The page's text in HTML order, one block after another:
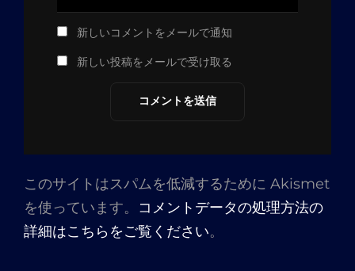
新しいコメントをメールで通知
新しい投稿をメールで受け取る
このサイトはスパムを低減するために Akismet
を使っています。 コメントデータの処理方法の
詳細はこちらをご覧ください。